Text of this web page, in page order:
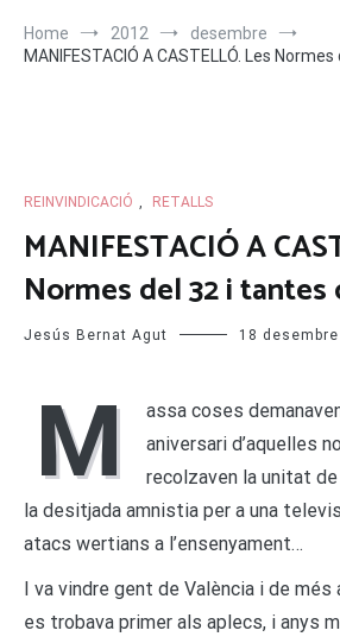
Home 2012
desembre
MANIFESTACIÓ A CASTELLÓ. Les
REINVINDICACIÓ , RETALLS
MANIFESTACIÓ A
Normes del 32 i tantes
Jesús Bernat Agut 18
M
assa coses
aniversari d’aquelles
recolzaven la unitat
la desitjada amnistia per a una
atacs wertians a l’ensenyament…
I va vindre gent de València i de més
es trobava primer als aplecs, i anys